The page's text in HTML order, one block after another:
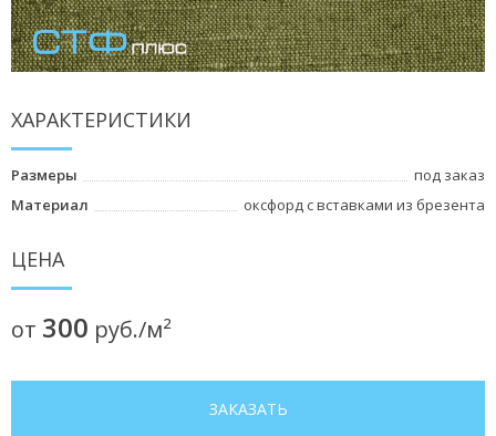
ХАРАКТЕРИСТИКИ
Размеры
под заказ
Материал
оксфорд с вставками из брезента
ЦЕНА
от 300 руб./м²
ЗАКАЗАТЬ